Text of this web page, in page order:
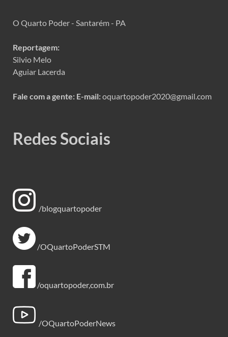
O Quarto Poder - Santarém - PA
Reportagem:
Silvio Melo
Aguiar Lacerda
Fale com a gente: E-mail:oquartopoder2020@gmail.com
Redes Sociais
/blogquartopoder
/OQuartoPoderSTM
/oquartopoder,com.br
/OQuartoPoderNews